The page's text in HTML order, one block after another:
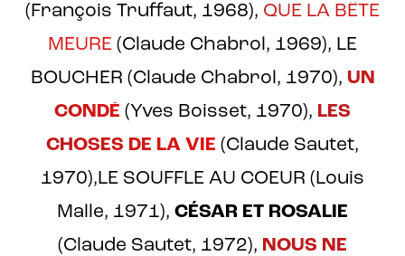
(François Truffaut, 1968), QUE LA BÊTE
MEURE (Claude Chabrol, 1969), LE
BOUCHER (Claude Chabrol, 1970), UN
CONDÉ (Yves Boisset, 1970), LES
CHOSES DE LA VIE (Claude Sautet,
1970),LE SOUFFLE AU COEUR (Louis
Malle, 1971), CÉSAR ET ROSALIE
(Claude Sautet, 1972), NOUS NE